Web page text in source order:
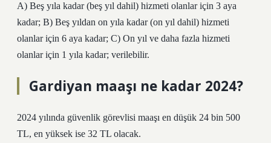
A) Beş yıla kadar (beş yıl dahil) hizmeti olanlar için 3 aya
kadar; B) Beş yıldan on yıla kadar (on yıl dahil) hizmeti
olanlar için 6 aya kadar; C) On yıl ve daha fazla hizmeti
olanlar için 1 yıla kadar; verilebilir.
Gardiyan maaşı ne kadar 2024?
2024 yılında güvenlik görevlisi maaşı en düşük 24 bin 500
TL, en yüksek ise 32 TL olacak.